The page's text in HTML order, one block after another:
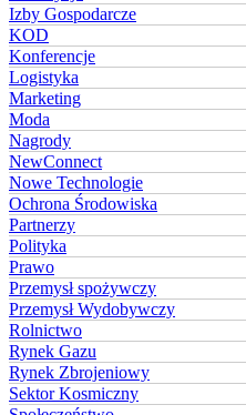
Izby Gospodarcze
KOD
Konferencje
Logistyka
Marketing
Moda
Nagrody
NewConnect
Nowe Technologie
Ochrona Środowiska
Partnerzy
Polityka
Prawo
Przemysł spożywczy
Przemysł Wydobywczy
Rolnictwo
Rynek Gazu
Rynek Zbrojeniowy
Sektor Kosmiczny